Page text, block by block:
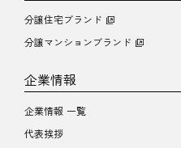
分譲住宅ブランド
分譲マンションブランド
企業情報
企業情報 一覧
代表挨拶